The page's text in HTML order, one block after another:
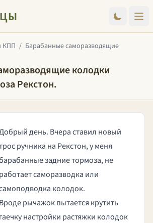
КПП / Барабанные саморазводящие
колодки
Рекстон.
день. Вчера ставил новый
ручника на Рекстон, у меня
задние тормоза, не
работает саморазводка или
колодок.
Вроде рычажок пытается крутить
гаечку настройки растяжки колодок